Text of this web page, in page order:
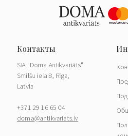
SIA "Doma Antikvariāts"
Smilšu iela 8, Rīga,
Latvia
+371 29 16 65 04
doma@antikvariats.lv